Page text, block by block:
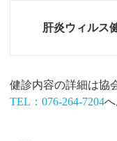
肝炎ウィルス
健診内容の詳細は協
TEL：076-264-7204